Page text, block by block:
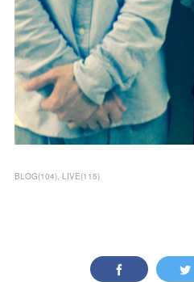
BLOG(104) LIVE(115)